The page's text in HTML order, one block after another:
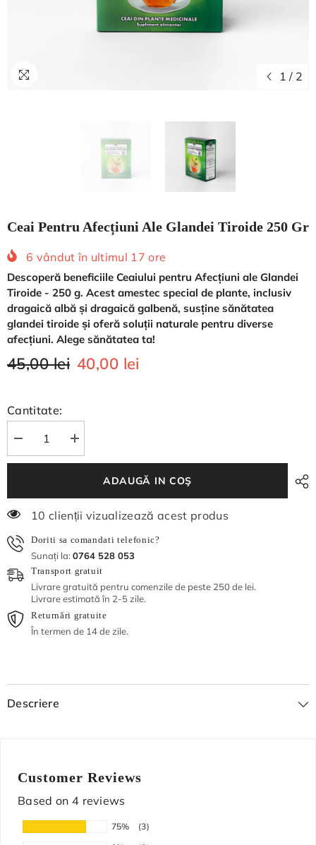
1 / 2
Ceai Pentru Afecțiuni Ale Glandei Tiroide 250 Gr
6 vândut în ultimul 17 ore
Descoperă beneficiile Ceaiului pentru Afecțiuni ale Glandei
Tiroide - 250 g. Acest amestec special de plante, inclusiv
dragaică albă și dragaică galbenă, susține sănătatea
glandei tiroide și oferă soluții naturale pentru diverse
afecțiuni. Alege sănătatea ta!
45,00 lei 40,00 lei
Cantitate:
Reduceți
cantitatea
pentru
afecțiuni
glandei
250
gr
Măriți
cantitatea
pentru
afecțiuni
glandei
250
ADAUGĂ IN COŞ
7 clienții vizualizează acest produs
Doriti sa comandati telefonic?
Sunați la: 0764 528 053
Transport gratuit
Livrare gratuită pentru comenzile de peste 250 de lei.
Livrare estimată în 2-5 zile.
Returnări gratuite
În termen de 14 de zile.
Descriere
Customer Reviews
Based on 4 reviews
75%
(3)